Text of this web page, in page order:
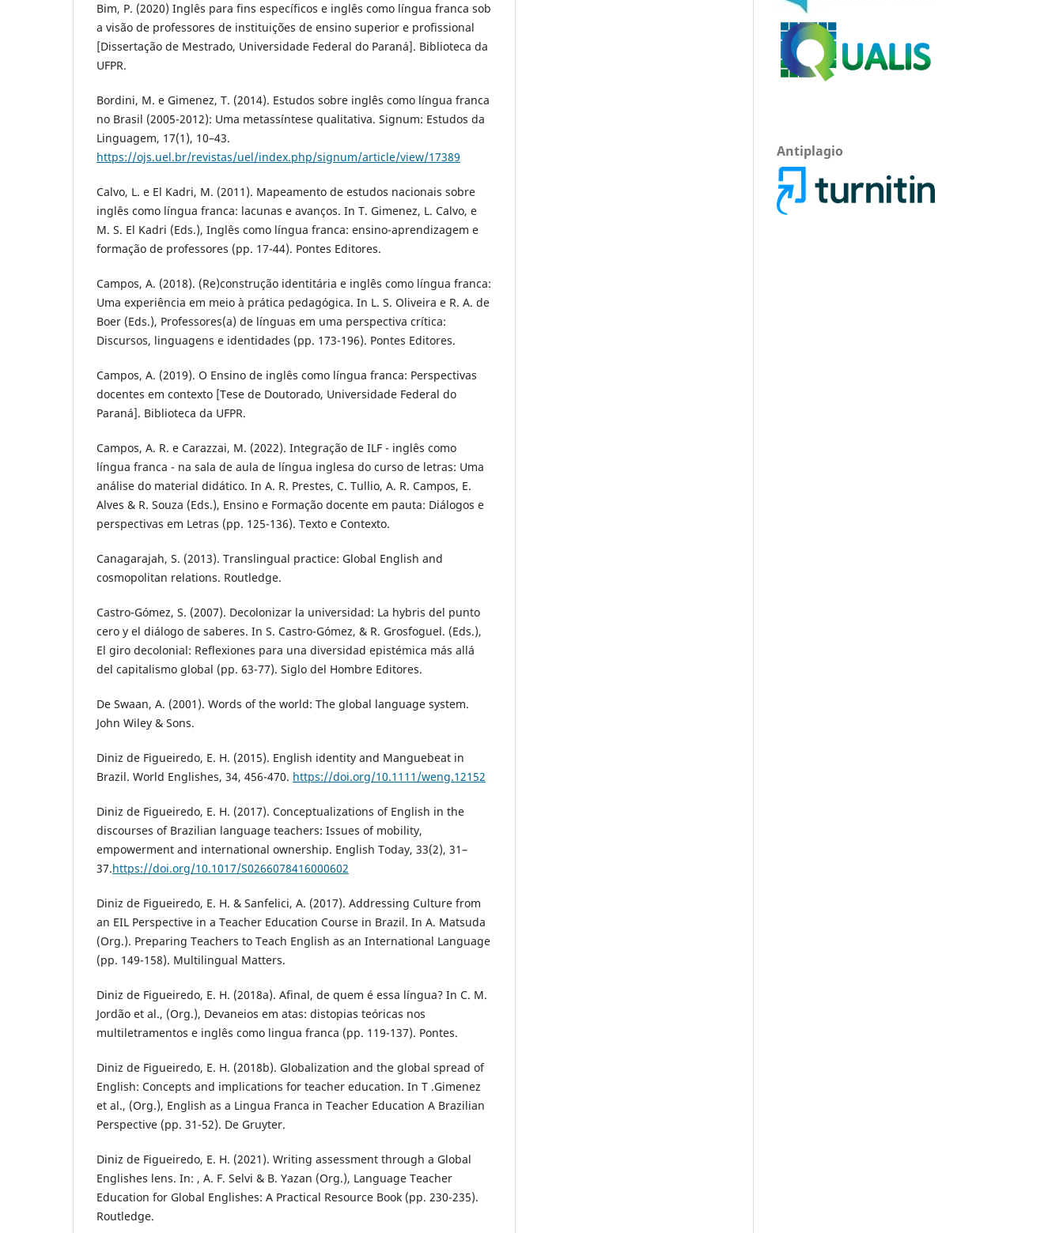
Bim, P. (2020) Inglês para fins específicos e inglês como língua franca sob
a visão de professores de instituições de ensino superior e profissional
[Dissertação de Mestrado, Universidade Federal do Paraná]. Biblioteca da
UFPR.
Bordini, M. e Gimenez, T. (2014). Estudos sobre inglês como língua franca
no Brasil (2005-2012): Uma metassíntese qualitativa. Signum: Estudos da
Linguagem, 17(1), 10–43.
https://ojs.uel.br/revistas/uel/index.php/signum/article/view/17389
Calvo, L. e El Kadri, M. (2011). Mapeamento de estudos nacionais sobre
inglês como língua franca: lacunas e avanços. In T. Gimenez, L. Calvo, e
M. S. El Kadri (Eds.), Inglês como língua franca: ensino-aprendizagem e
formação de professores (pp. 17-44). Pontes Editores.
Campos, A. (2018). (Re)construção identitária e inglês como língua franca:
Uma experiência em meio à prática pedagógica. In L. S. Oliveira e R. A. de
Boer (Eds.), Professores(a) de línguas em uma perspectiva crítica:
Discursos, linguagens e identidades (pp. 173-196). Pontes Editores.
Campos, A. (2019). O Ensino de inglês como língua franca: Perspectivas
docentes em contexto [Tese de Doutorado, Universidade Federal do
Paraná]. Biblioteca da UFPR.
Campos, A. R. e Carazzai, M. (2022). Integração de ILF - inglês como
língua franca - na sala de aula de língua inglesa do curso de letras: Uma
análise do material didático. In A. R. Prestes, C. Tullio, A. R. Campos, E.
Alves & R. Souza (Eds.), Ensino e Formação docente em pauta: Diálogos e
perspectivas em Letras (pp. 125-136). Texto e Contexto.
Canagarajah, S. (2013). Translingual practice: Global English and
cosmopolitan relations. Routledge.
Castro-Gómez, S. (2007). Decolonizar la universidad: La hybris del punto
cero y el diálogo de saberes. In S. Castro-Gómez, & R. Grosfoguel. (Eds.),
El giro decolonial: Reflexiones para una diversidad epistémica más allá
del capitalismo global (pp. 63-77). Siglo del Hombre Editores.
De Swaan, A. (2001). Words of the world: The global language system.
John Wiley & Sons.
Diniz de Figueiredo, E. H. (2015). English identity and Manguebeat in
Brazil. World Englishes, 34, 456-470. https://doi.org/10.1111/weng.12152
Diniz de Figueiredo, E. H. (2017). Conceptualizations of English in the
discourses of Brazilian language teachers: Issues of mobility,
empowerment and international ownership. English Today, 33(2), 31–
37.https://doi.org/10.1017/S0266078416000602
Diniz de Figueiredo, E. H. & Sanfelici, A. (2017). Addressing Culture from
an EIL Perspective in a Teacher Education Course in Brazil. In A. Matsuda
(Org.). Preparing Teachers to Teach English as an International Language
(pp. 149-158). Multilingual Matters.
Diniz de Figueiredo, E. H. (2018a). Afinal, de quem é essa língua? In C. M.
Jordão et al., (Org.), Devaneios em atas: distopias teóricas nos
multiletramentos e inglês como lingua franca (pp. 119-137). Pontes.
Diniz de Figueiredo, E. H. (2018b). Globalization and the global spread of
English: Concepts and implications for teacher education. In T .Gimenez
et al., (Org.), English as a Lingua Franca in Teacher Education A Brazilian
Perspective (pp. 31-52). De Gruyter.
Diniz de Figueiredo, E. H. (2021). Writing assessment through a Global
Englishes lens. In: , A. F. Selvi & B. Yazan (Org.), Language Teacher
Education for Global Englishes: A Practical Resource Book (pp. 230-235).
Routledge.
Antiplagio